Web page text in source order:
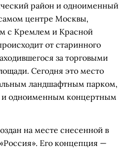
район и одноименный
центре Москвы,
с Кремлем и Красной
от старинного
за торговыми
Сегодня это место
ландшафтным парком,
и одноименным концертным
на месте снесенной в
Его концепция —